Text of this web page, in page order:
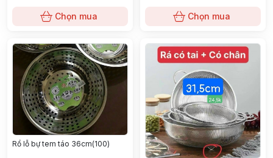
Chọn mua Chọn mua
Rổ lỗ bự tem táo 36cm(100)